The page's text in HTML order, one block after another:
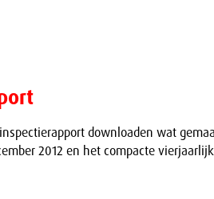
downloaden wat
2012 en het compacte